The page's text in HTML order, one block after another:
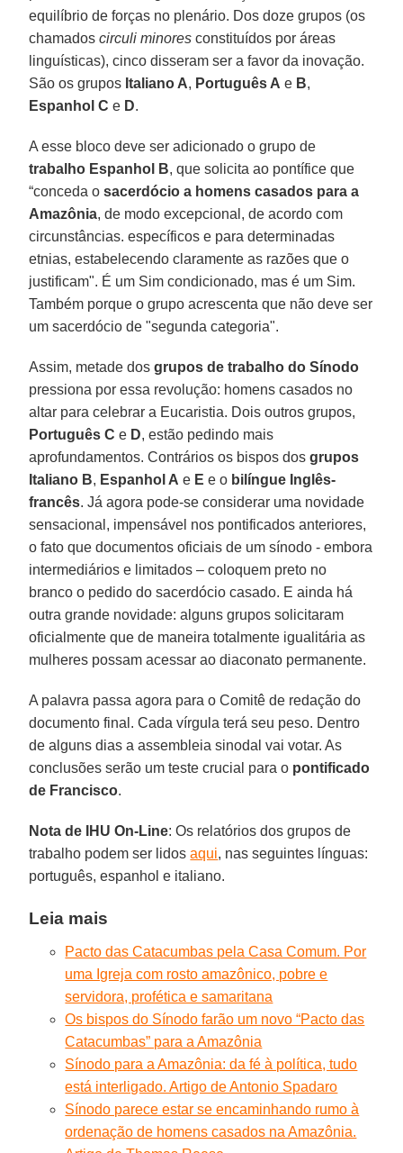
equilíbrio de forças no plenário. Dos doze grupos (os
chamadoscirculi minores constituídos por áreas
linguísticas), cinco disseram ser a favor da inovação.
São os grupos Italiano A, Português A e B,
Espanhol C e D.
A esse bloco deve ser adicionado o grupo de
trabalho Espanhol B, que solicita ao pontífice que
“conceda o sacerdócio a homens casados ​​para a
Amazônia, de modo excepcional, de acordo com
circunstâncias. específicos e para determinadas
etnias, estabelecendo claramente as razões que o
justificam". É um Sim condicionado, mas é um Sim.
Também porque o grupo acrescenta que não deve ser
um sacerdócio de "segunda categoria".
Assim, metade dosgrupos de trabalho do Sínodo
pressiona por essa revolução: homens casados ​​no
altar para celebrar a Eucaristia. Dois outros grupos,
Português Ce D, estão pedindo mais
aprofundamentos. Contrários os bispos dos grupos
Italiano B, Espanhol A e E e o bilíngue Inglês-
francês. Já agora pode-se considerar uma novidade
sensacional, impensável nos pontificados anteriores,
o fato que documentos oficiais de um sínodo - embora
intermediários e limitados – coloquem preto no
branco o pedido do sacerdócio casado. E ainda há
outra grande novidade: alguns grupos solicitaram
oficialmente que de maneira totalmente igualitária as
mulheres possam acessar ao diaconato permanente.
A palavra passa agora para o Comitê de redação do
documento final. Cada vírgula terá seu peso. Dentro
de alguns dias a assembleia sinodal vai votar. As
conclusões serão um teste crucial para o pontificado
de Francisco.
Nota de IHU On-Line: Os relatórios dos grupos de
trabalho podem ser lidosaqui, nas seguintes línguas:
português, espanhol e italiano.
Leia mais
Pacto das Catacumbas pela Casa Comum. Por
uma Igreja com rosto amazônico, pobre e
servidora, profética e samaritana
Os bispos do Sínodo farão um novo “Pacto das
Catacumbas” para a Amazônia
Sínodo para a Amazônia: da fé à política, tudo
está interligado. Artigo de Antonio Spadaro
Sínodo parece estar se encaminhando rumo à
ordenação de homens casados na Amazônia.